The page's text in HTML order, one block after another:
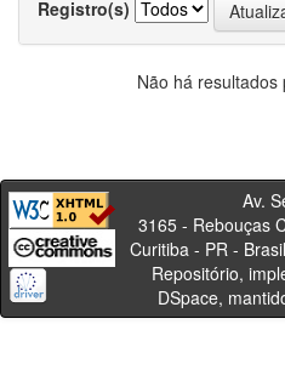
Registro(s)
Não há resultados
Av. Sete
3165 - Rebouças
Curitiba -
Repositório,
DSpace,